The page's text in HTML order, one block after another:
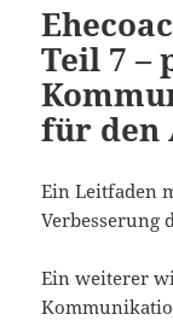
Teil 7 –
für den
Ein Leitfaden
Verbesserung
Ein weiterer